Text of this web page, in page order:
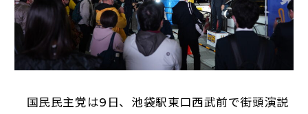
国民民主党は9日、池袋駅東口西武前で街頭演説